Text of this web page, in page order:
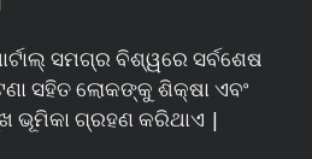
ସମଗ୍ର ବିଶ୍ୱରେ ସର୍ବଶେଷ
ସହିତ ଲୋକଙ୍କୁ ଶିକ୍ଷା ଏବଂ
ଭୂମିକା ଗ୍ରହଣ କରିଥାଏ |